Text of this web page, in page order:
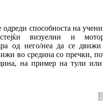
одреди способноста на
визуелни и
од него/неа да се
во средина со пречки,
на пример на тули